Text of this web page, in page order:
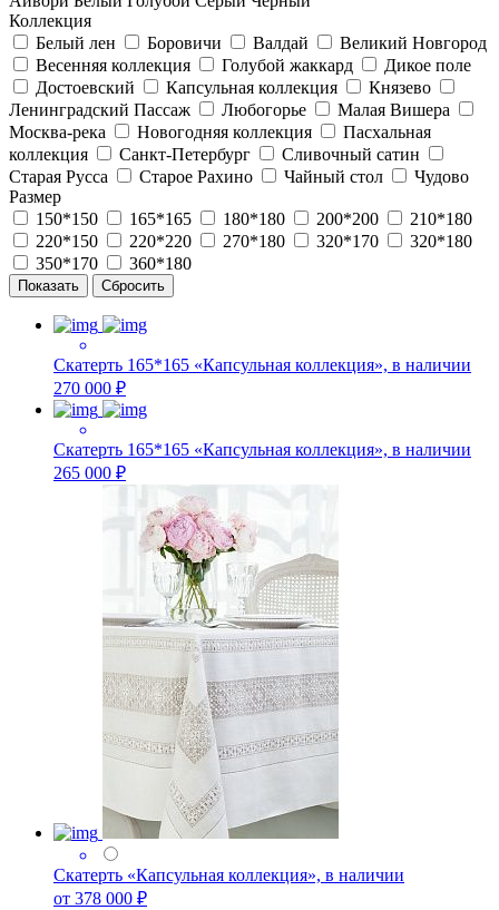
Коллекция
Белый лен
Боровичи Валдай
Великий Новгород
Весенняя коллекция
Голубой жаккард
Дикое поле
Достоевский
Капсульная коллекция
Князево
Ленинградский Пассаж
Любогорье
Малая Вишера
Москва-река
Новогодняя коллекция
Пасхальная
коллекция
Санкт-Петербург
Сливочный сатин
Старая Русса
Старое Рахино Чайный стол
Чудово
Размер
150*150
165*165 180*180 200*200
210*180
220*150
220*220 270*180 320*170
320*180
350*170
360*180
Скатерть 165*165 «Капсульная коллекция», в наличии
270 000 ₽
Скатерть 165*165 «Капсульная коллекция», в наличии
265 000 ₽
Скатерть «Капсульная коллекция», в наличии
от 378 000 ₽